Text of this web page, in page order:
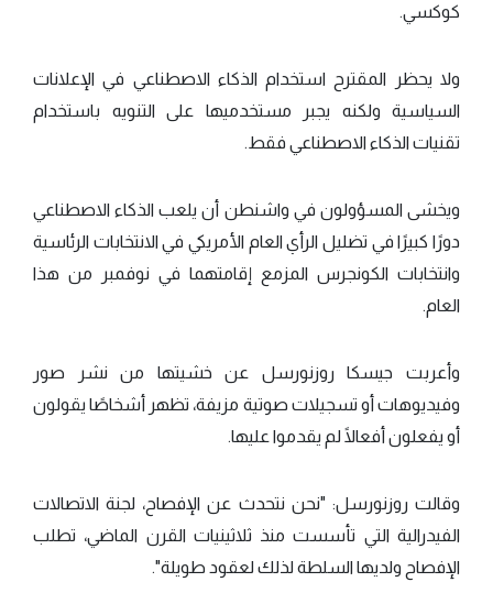
كوكسي.
ولا يحظر المقترح استخدام الذكاء الاصطناعي في الإعلانات
السياسية ولكنه يجبر مستخدميها على التنويه باستخدام
تقنيات الذكاء الاصطناعي فقط.
ويخشى المسؤولون في واشنطن أن يلعب الذكاء الاصطناعي
دورًا كبيرًا في تضليل الرأي العام الأمريكي في الانتخابات الرئاسية
وانتخابات الكونجرس المزمع إقامتهما في نوفمبر من هذا
العام.
وأعربت جيسكا روزنورسل عن خشيتها من نشر صور
وفيديوهات أو تسجيلات صوتية مزيفة، تظهر أشخاصًا يقولون
أو يفعلون أفعالًا لم يقدموا عليها.
وقالت روزنورسل: "نحن نتحدث عن الإفصاح، لجنة الاتصالات
الفيدرالية التي تأسست منذ ثلاثينيات القرن الماضي، تطلب
الإفصاح ولديها السلطة لذلك لعقود طويلة".